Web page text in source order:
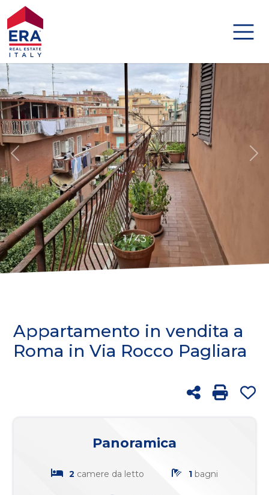
1 / 43
Appartamento in vendita a
Roma in Via Rocco Pagliara
Stampa:
Condividi
Panoramica
2 camere da letto 1 bagni
HOME
IMMOBILI
DISTINCTIVE
AGENZIE
AGENTI
ABOUT US
GLOBAL
Codice
Contratto
Qualsiasi
Vendita
Affitto
Scegli
dove
cercare
Comune
multiscelta